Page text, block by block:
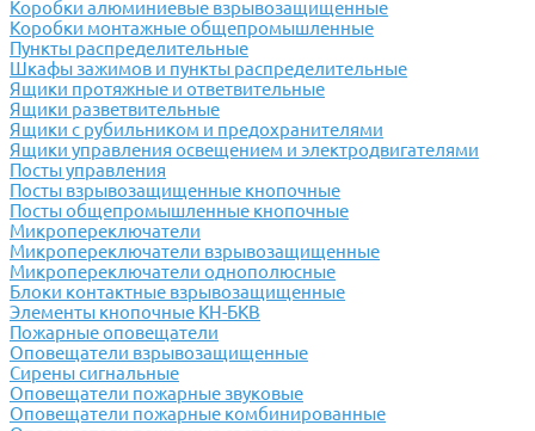
Коробки алюминиевые взрывозащищенные
Коробки монтажные общепромышленные
Пункты распределительные
Шкафы зажимов и пункты распределительные
Ящики протяжные и ответвительные
Ящики разветвительные
Ящики с рубильником и предохранителями
Ящики управления освещением и электродвигателями
Посты управления
Посты взрывозащищенные кнопочные
Посты общепромышленные кнопочные
Микропереключатели
Микропереключатели взрывозащищенные
Микропереключатели однополюсные
Блоки контактные взрывозащищенные
Элементы кнопочные КН-БКВ
Пожарные оповещатели
Оповещатели взрывозащищенные
Сирены сигнальные
Оповещатели пожарные звуковые
Оповещатели пожарные комбинированные